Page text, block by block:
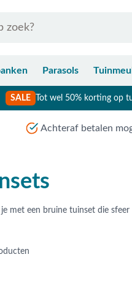
Parasols
SALE Tot wel 50% korting op
Achteraf betalen